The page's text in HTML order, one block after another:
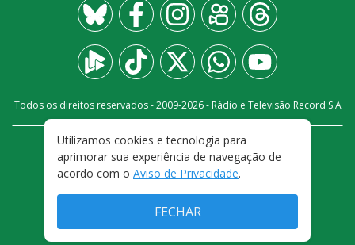
Todos os direitos reservados - 2009-2026- Rádio e Televisão Record S.A
FALE CONOSCO
PRIVACIDADE
TERMOS E CONDIÇÕES DE USO
Utilizamos cookies e tecnologia para
aprimorar sua experiência de navegação de
acordo com o Aviso de Privacidade.
FECHAR